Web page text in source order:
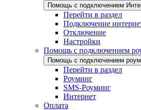
Помощь с подключением
Перейти в раздел
Подключение
Отключение
Настройки
Помощь с подключением
Помощь с подключением
Перейти в раздел
Роуминг
SMS-Роуминг
Интернет
Оплата